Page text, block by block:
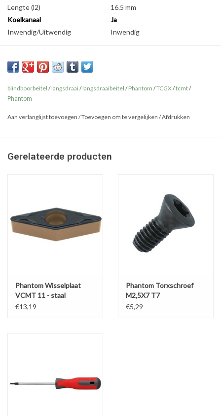
Lengte (l2)
16.5 mm
Koelkanaal
Ja
Inwendig/Uitwendig
Inwendig
blindboorbeitel /langsdraai/langsdraaibeitel /Phantom /TCGX/tcmt/
Phantom
Aan verlanglijst toevoegen /Toevoegen om te vergelijken /Afdrukken
Gerelateerde producten
Phantom Wisselplaat
VCMT 11 - staal
€13,19
Phantom Torxschroef
M2‚5X7 T7
€5,29